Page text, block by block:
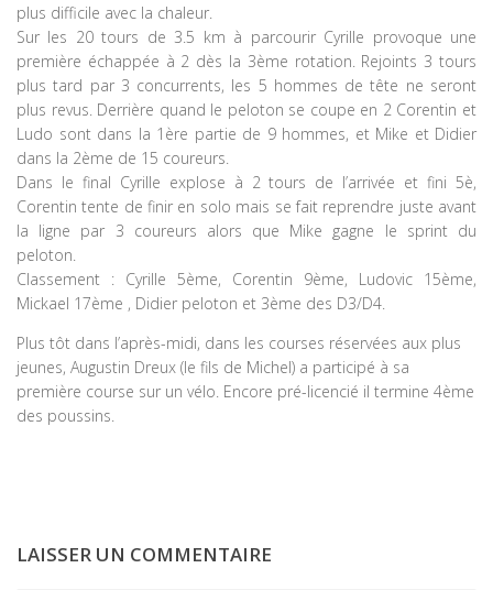
plus difficile avec la chaleur.
Sur les 20 tours de 3.5 km à parcourir Cyrille provoque une
première échappée à 2 dès la 3ème rotation. Rejoints 3 tours
plus tard par 3 concurrents, les 5 hommes de tête ne seront
plus revus. Derrière quand le peloton se coupe en 2 Corentin et
Ludo sont dans la 1ère partie de 9 hommes, et Mike et Didier
dans la 2ème de 15 coureurs.
Dans le final Cyrille explose à 2 tours de l’arrivée et fini 5è,
Corentin tente de finir en solo mais se fait reprendre juste avant
la ligne par 3 coureurs alors que Mike gagne le sprint du
peloton.
Classement : Cyrille 5ème, Corentin 9ème, Ludovic 15ème,
Mickael 17ème , Didier peloton et 3ème des D3/D4.
Plus tôt dans l’après-midi, dans les courses réservées aux plus
jeunes, Augustin Dreux (le fils de Michel) a participé à sa
première course sur un vélo. Encore pré-licencié il termine 4ème
des poussins.
LAISSER UN COMMENTAIRE